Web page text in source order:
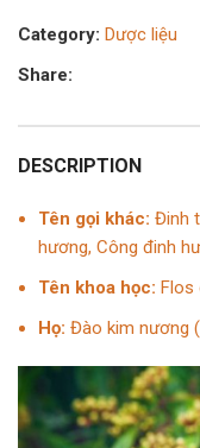
Category: Dược liệu
Share:
DESCRIPTION
Tên gọi khác: Đinh
hương, Công đinh
Tên khoa học: Flos
Họ: Đào kim nương